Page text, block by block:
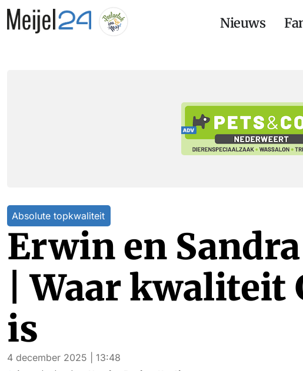
Nieuws
Absolute topkwaliteit
Erwin en
| Waar kwaliteit
is
4 december 2025 | 13:48